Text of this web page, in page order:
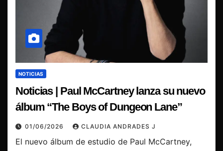
NOTICIAS
Noticias | Paul McCartney lanza su nuevo
álbum “The Boys of Dungeon Lane”
01/06/2026 CLAUDIA ANDRADES J
El nuevo álbum de estudio de Paul McCartney,